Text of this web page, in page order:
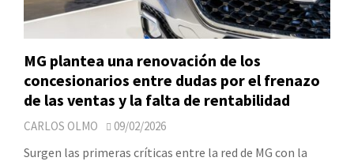
MG plantea una renovación de los
concesionarios entre dudas por el frenazo
de las ventas y la falta de rentabilidad
CARLOS OLMO 09/02/2026
Surgen las primeras críticas entre la red de MG con la